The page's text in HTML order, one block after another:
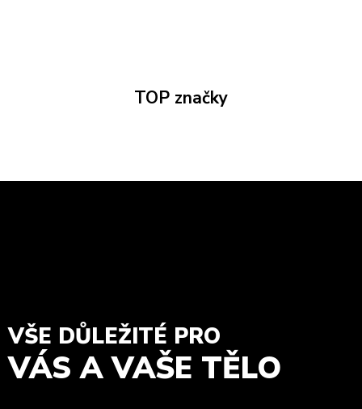
TOP značky
VŠE DŮLEŽITÉ PRO
VÁS A VAŠE TĚLO